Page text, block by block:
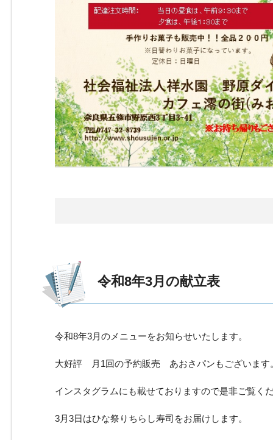
令和8年3月の献立表
令和8年3月のメニューをお知らせいたします。
大好評 月1回の予約販売 あおさパンもございます
インスタグラムにも載せておりますので是非ご覧く
3月3日はひな祭りちらし寿司をお届けします。